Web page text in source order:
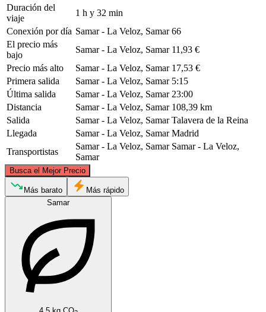
Duración del
viaje
1 h y 32 min
Conexión por día Samar - La Veloz, Samar 66
El precio más
bajo
Samar - La Veloz, Samar 11,93 €
Precio más alto
Samar - La Veloz, Samar 17,53 €
Primera salida
Samar - La Veloz, Samar 5:15
Última salida
Samar - La Veloz, Samar 23:00
Distancia
Samar - La Veloz, Samar 108,39 km
Salida
Samar - La Veloz, Samar Talavera de la Reina
Llegada
Samar - La Veloz, Samar Madrid
Transportistas
Samar - La Veloz, Samar Samar - La Veloz,
Samar
Busca el Mejor Precio
Más barato
Más rápido
Samar